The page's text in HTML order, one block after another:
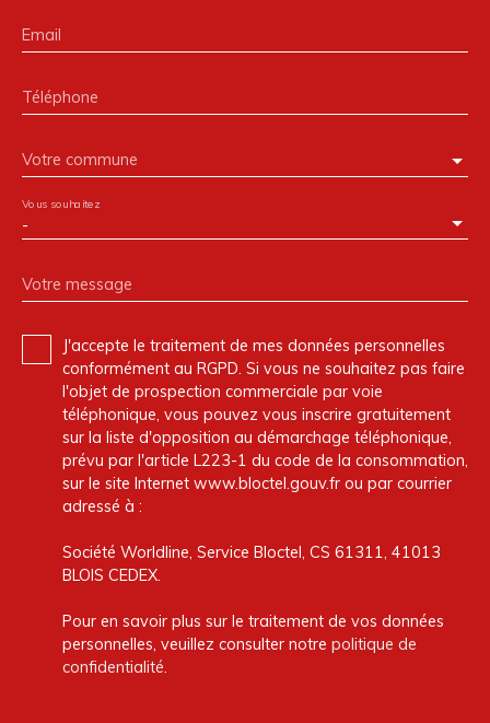
Email
Téléphone
Votre commune
-
Vous souhaitez
Votre message
J'accepte le traitement de mes données personnelles
conformément au RGPD. Si vous ne souhaitez pas faire
l'objet de prospection commerciale par voie
téléphonique, vous pouvez vous inscrire gratuitement
sur la liste d'opposition au démarchage téléphonique,
prévu par l'article L223-1 du code de la consommation,
sur le site Internet www.bloctel.gouv.fr ou par courrier
adressé à :
Société Worldline, Service Bloctel, CS 61311, 41013
BLOIS CEDEX.
Pour en savoir plus sur le traitement de vos données
personnelles, veuillez consulter notre politique de
confidentialité.